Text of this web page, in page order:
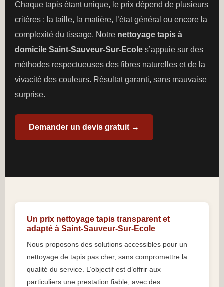
Chaque tapis étant unique, le prix dépend de plusieurs
critères : la taille, la matière, l’état général ou encore la
complexité du tissage. Notre nettoyage tapis à
domicile Saint-Sauveur-Sur-Ecole s’appuie sur des
méthodes respectueuses des fibres naturelles et de la
vivacité des couleurs. Résultat garanti, sans mauvaise
surprise.
Demander un devis gratuit →
Un prix nettoyage tapis transparent et
adapté à Saint-Sauveur-Sur-Ecole
Nous proposons des solutions accessibles pour un
nettoyage de tapis pas cher, sans compromettre la
qualité du service. L’objectif est d’offrir aux
particuliers une prestation fiable, avec des